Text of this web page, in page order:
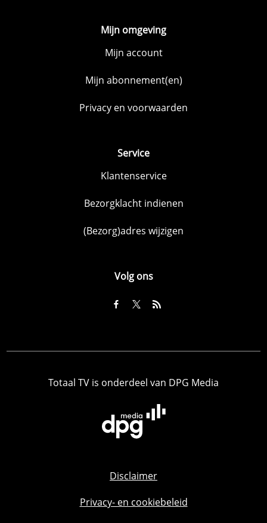
Mijn omgeving
Mijn account
Mijn abonnement(en)
Privacy en voorwaarden
Service
Klantenservice
Bezorgklacht indienen
(Bezorg)adres wijzigen
Volg ons
Totaal TV is onderdeel van DPG Media
Disclaimer
Privacy- en cookiebeleid